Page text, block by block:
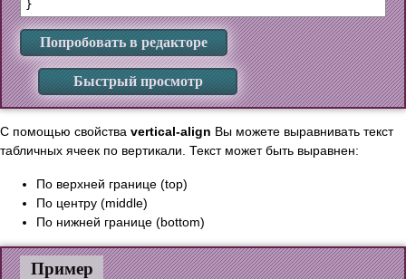
Попробовать в редакторе
Быстрый просмотр
С помощью свойства vertical-align Вы можете выравнивать текст
табличных ячеек по вертикали. Текст может быть выравнен:
По верхней границе (top)
По центру (middle)
По нижней границе (bottom)
Пример